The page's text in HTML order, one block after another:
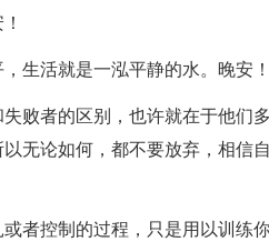
生活就是一泓平静的水。晚安！
失败者的区别，也许就在于他们
无论如何，都不要放弃，相信
或者控制的过程，只是用以训练